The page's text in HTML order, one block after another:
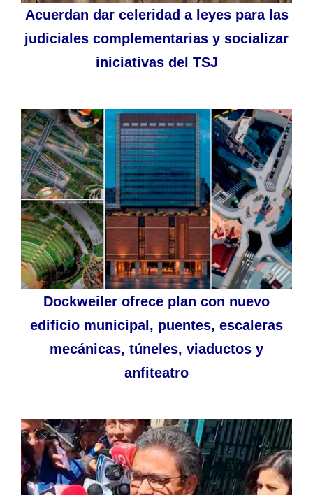
Acuerdan dar celeridad a leyes para las
judiciales complementarias y socializar
iniciativas del TSJ
Dockweiler ofrece plan con nuevo
edificio municipal, puentes, escaleras
mecánicas, túneles, viaductos y
anfiteatro